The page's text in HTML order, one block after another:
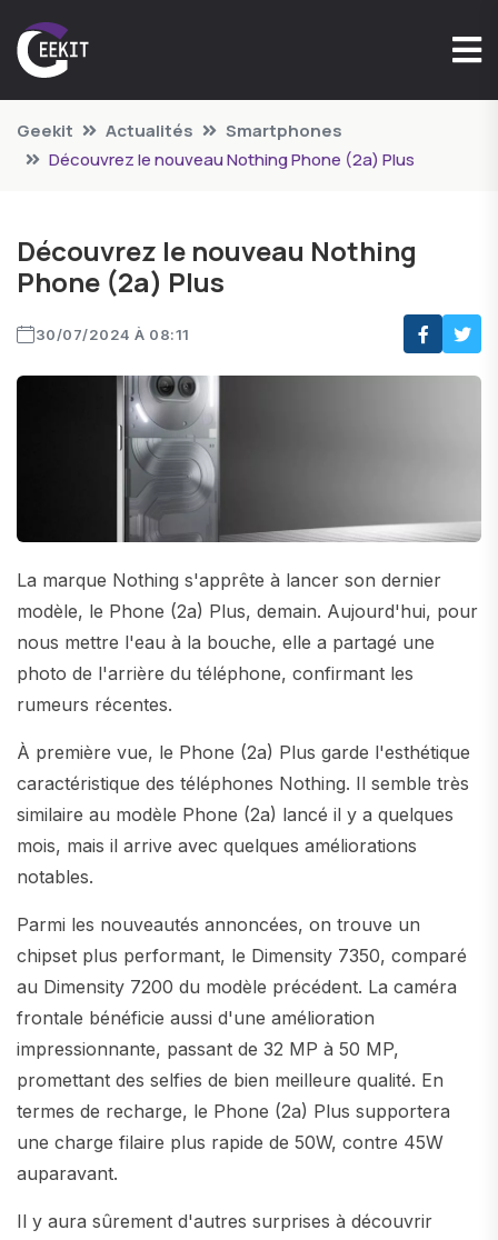
Geekit Actualités
Smartphones
Découvrez le nouveau Nothing Phone (2a) Plus
Découvrez le nouveau Nothing
Phone (2a) Plus
30/07/2024 À 08:11
La marque Nothing s'apprête à lancer son dernier
modèle, le Phone (2a) Plus, demain. Aujourd'hui, pour
nous mettre l'eau à la bouche, elle a partagé une
photo de l'arrière du téléphone, confirmant les
rumeurs récentes.
À première vue, le Phone (2a) Plus garde l'esthétique
caractéristique des téléphones Nothing. Il semble très
similaire au modèle Phone (2a) lancé il y a quelques
mois, mais il arrive avec quelques améliorations
notables.
Parmi les nouveautés annoncées, on trouve un
chipset plus performant, le Dimensity 7350, comparé
au Dimensity 7200 du modèle précédent. La caméra
frontale bénéficie aussi d'une amélioration
impressionnante, passant de 32 MP à 50 MP,
promettant des selfies de bien meilleure qualité. En
termes de recharge, le Phone (2a) Plus supportera
une charge filaire plus rapide de 50W, contre 45W
auparavant.
Il y aura sûrement d'autres surprises à découvrir